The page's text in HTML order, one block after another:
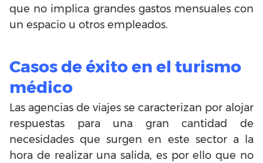
que no implica grandes gastos mensuales con
un espacio u otros empleados.
Casos de éxito en el turismo
médico
Las agencias de viajes se caracterizan por alojar
respuestas para una gran cantidad de
necesidades que surgen en este sector a la
hora de realizar una salida, es por ello que no